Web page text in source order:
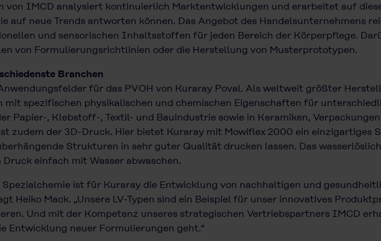
von IMCD analysiert kontinuierlich Marktentwicklungen und erarbeitet auf
auf neue Trends antworten können. Das Angebot des Handelsunternehmens
und sensorischen Inhaltsstoffen für jeden Bereich der Körperpflege.
von Formulierungsrichtlinien oder die Herstellung von Musterprototypen.
Branchen
für das PVOH von Kuraray Poval. Als weltweit größter
spezifischen physikalischen und chemischen Eigenschaften für
Papier-, Klebstoff-, Textil- und Bauindustrie sowie in Keramiken,
zudem der 3D-Druck. Hier bietet Kuraray mit Mowiflex 2000 ein einzigartiges
Strukturen in sehr guter Qualität drucken lassen. Das
einfach mit Wasser abwaschen.
ist für Kuraray die Entwicklung von nachhaltigen und
Heiko Mack. „Unsere LV-Typen sind ein Beispiel für unser innovatives
Und mit der Kompetenz unseres strategischen Vertriebspartners IMCD
Entwicklung neuer Formulierungen geht.“